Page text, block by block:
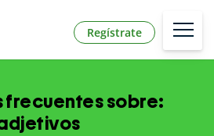
Regístrate
frecuentes sobre: